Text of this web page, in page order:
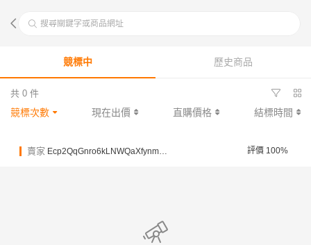
搜尋關鍵字或商品網址
競標中 歷史商品
共 0 件
競標次數 現在出價 直購價格 結標時間
賣家 Ecp2QqGnro6kLNWQaXfynm5YWiyQb 評價 100%